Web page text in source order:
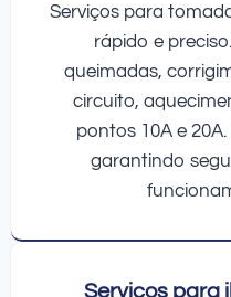
Serviços para
rápido e
queimadas,
circuito,
pontos 10A e
garantindo
Serviços para